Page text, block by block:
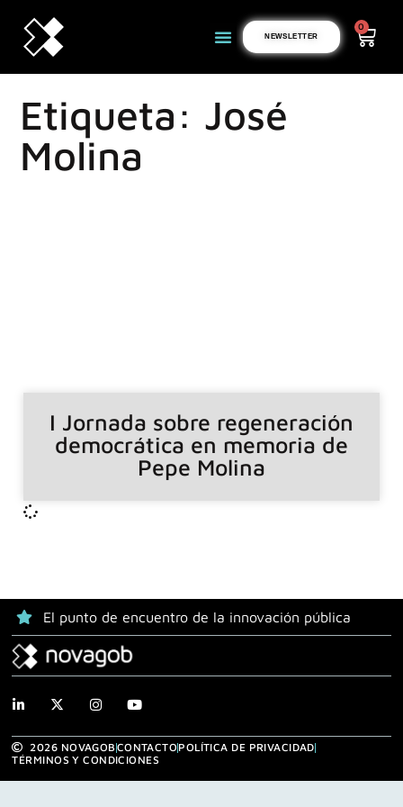
NEWSLETTER
0
Etiqueta: José
Molina
I Jornada sobre regeneración
democrática en memoria de
Pepe Molina
El punto de encuentro de la innovación pública
2026 NOVAGOBCONTACTOPOLÍTICA DE PRIVACIDAD
TÉRMINOS Y CONDICIONES